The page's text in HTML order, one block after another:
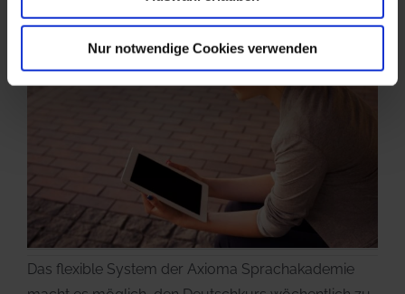
Nur notwendige Cookies verwenden
Das flexible System der Axioma Sprachakademie